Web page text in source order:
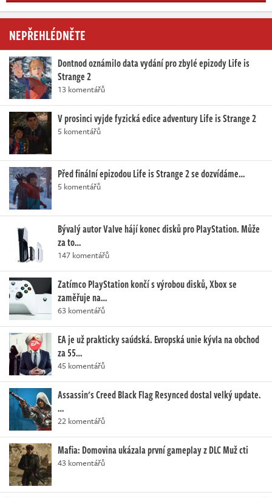
NEPŘEHLÉDNĚTE
Dontnod oznámilo data vydání pro zbylé epizody Life is
Strange 2
13 komentářů
V prosinci vyjde fyzická edice adventury Life is Strange 2
5 komentářů
Před finální epizodou Life is Strange 2 se dozvídáme…
5 komentářů
Bývalý autor Valve hájí konec disků pro PlayStation. Může
za to…
147 komentářů
Zatímco PlayStation končí s výrobou disků, Xbox se
zaměřuje na…
63 komentářů
EA je už prakticky saúdská. Evropská unie kývla na obchod
za 55…
45 komentářů
Assassin's Creed Black Flag Resynced dostal velký update.
…
22 komentářů
Mafia: Domovina ukázala první gameplay z DLC Muž cti
43 komentářů